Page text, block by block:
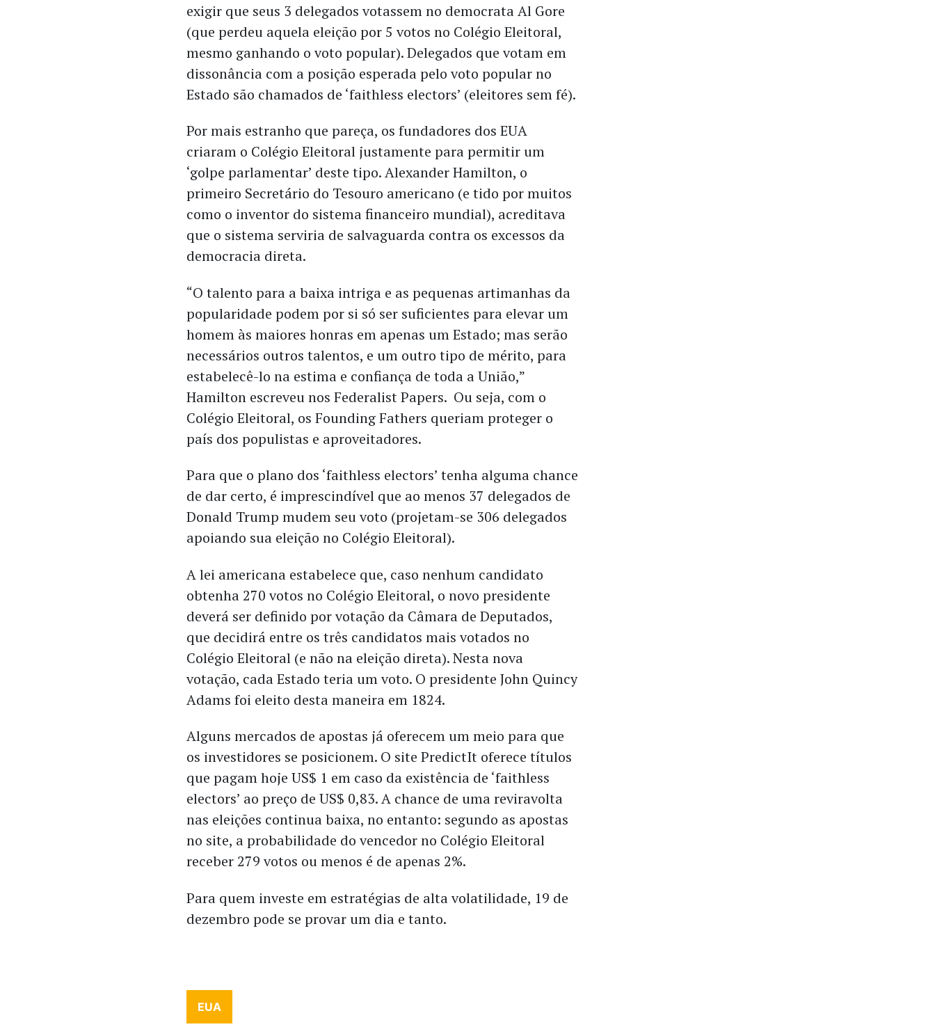
exigir que seus 3 delegados votassem no democrata Al Gore
(que perdeu aquela eleição por 5 votos no Colégio Eleitoral,
mesmo ganhando o voto popular). Delegados que votam em
dissonância com a posição esperada pelo voto popular no
Estado são chamados de ‘faithless electors’ (eleitores sem fé).
Por mais estranho que pareça, os fundadores dos EUA
criaram o Colégio Eleitoral justamente para permitir um
‘golpe parlamentar’ deste tipo. Alexander Hamilton, o
primeiro Secretário do Tesouro americano (e tido por muitos
como o inventor do sistema financeiro mundial), acreditava
que o sistema serviria de salvaguarda contra os excessos da
democracia direta.
“O talento para a baixa intriga e as pequenas artimanhas da
popularidade podem por si só ser suficientes para elevar um
homem às maiores honras em apenas um Estado; mas serão
necessários outros talentos, e um outro tipo de mérito, para
estabelecê-lo na estima e confiança de toda a União,”
Hamilton escreveu nos Federalist Papers. Ou seja, com o
Colégio Eleitoral, os Founding Fathers queriam proteger o
país dos populistas e aproveitadores.
Para que o plano dos ‘faithless electors’ tenha alguma chance
de dar certo, é imprescindível que ao menos 37 delegados de
Donald Trump mudem seu voto (projetam-se 306 delegados
apoiando sua eleição no Colégio Eleitoral).
A lei americana estabelece que, caso nenhum candidato
obtenha 270 votos no Colégio Eleitoral, o novo presidente
deverá ser definido por votação da Câmara de Deputados,
que decidirá entre os três candidatos mais votados no
Colégio Eleitoral (e não na eleição direta). Nesta nova
votação, cada Estado teria um voto. O presidente John Quincy
Adams foi eleito desta maneira em 1824.
Alguns mercados de apostas já oferecem um meio para que
os investidores se posicionem. O site PredictIt oferece títulos
que pagam hoje US$ 1 em caso da existência de ‘faithless
electors’ ao preço de US$ 0,83. A chance de uma reviravolta
nas eleições continua baixa, no entanto: segundo as apostas
no site, a probabilidade do vencedor no Colégio Eleitoral
receber 279 votos ou menos é de apenas 2%.
Para quem investe em estratégias de alta volatilidade, 19 de
dezembro pode se provar um dia e tanto.
EUA